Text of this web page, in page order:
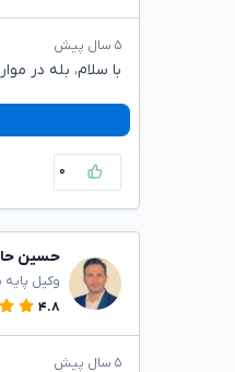
۵ سال پیش
با سلام، بله در
۰
حسین
وکیل
۴.۸
۵ سال پیش